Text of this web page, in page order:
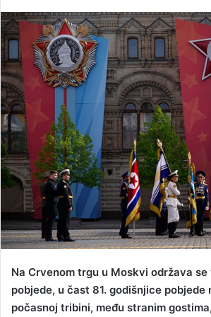
n
d
a
i
l
Na Crvenom trgu u Moskvi održava
pobjede, u čast 81. godišnjice pobjede
počasnoj tribini, među stranim